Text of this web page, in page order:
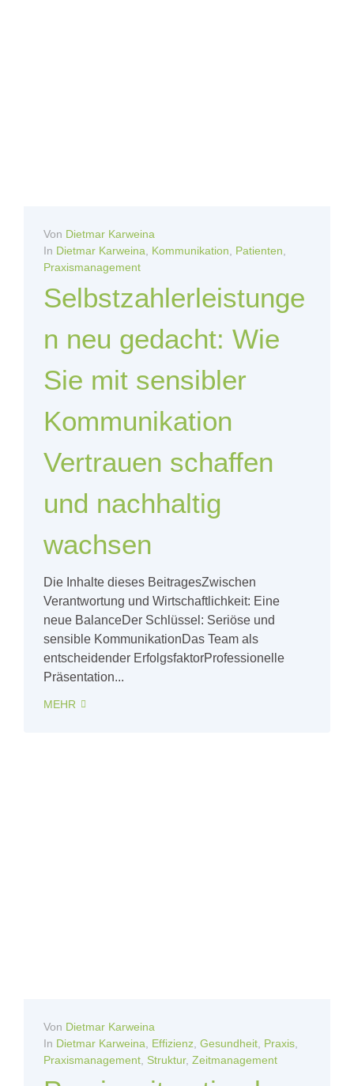
Von Dietmar Karweina
In Dietmar Karweina, Kommunikation, Patienten,
Praxismanagement
Selbstzahlerleistunge
n neu gedacht: Wie
Sie mit sensibler
Kommunikation
Vertrauen schaffen
und nachhaltig
wachsen
Die Inhalte dieses BeitragesZwischen
Verantwortung und Wirtschaftlichkeit: Eine
neue BalanceDer Schlüssel: Seriöse und
sensible KommunikationDas Team als
entscheidender ErfolgsfaktorProfessionelle
Präsentation...
MEHR
Von Dietmar Karweina
In Dietmar Karweina Effizienz Gesundheit Praxis
Praxismanagement Struktur, Zeitmanagement